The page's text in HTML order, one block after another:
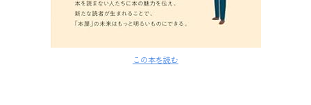
この本を読む